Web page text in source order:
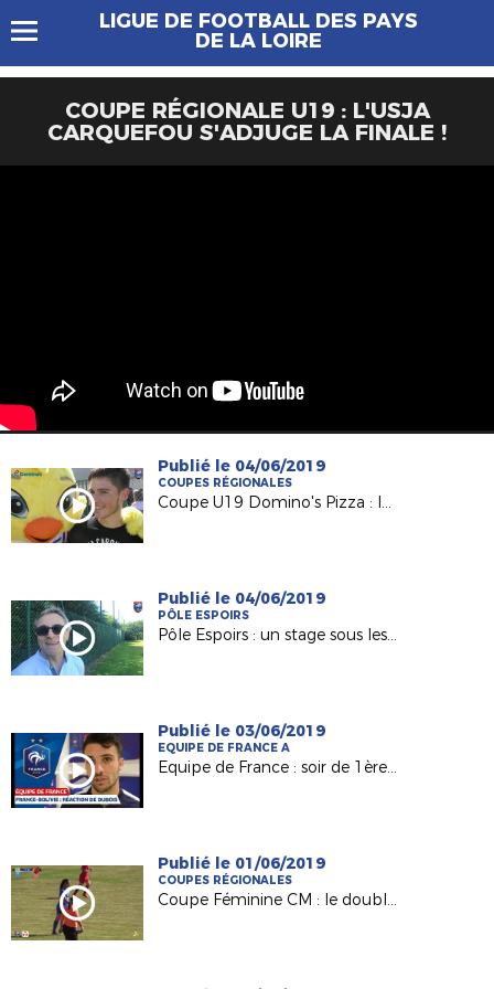
LIGUE DE FOOTBALL DES PAYS
DE LA LOIRE
COUPE RÉGIONALE U19 : L'USJA
CARQUEFOU S'ADJUGE LA FINALE !
Publié le 04/06/2019
COUPES RÉGIONALES
Coupe U19 Domino's Pizza : le titre pour l'USJA Carquefou
Publié le 04/06/2019
PÔLE ESPOIRS
Pôle Espoirs : un stage sous les yeux de Raynald Denoueix
Publié le 03/06/2019
EQUIPE DE FRANCE A
Equipe de France : soir de 1ère pour Léo Dubois !
Publié le 01/06/2019
COUPES RÉGIONALES
Coupe Féminine CM : le doublé d'Orvault !